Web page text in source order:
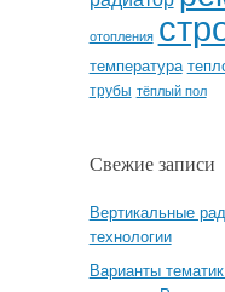
отопления
температура
трубы тёплый пол
Свежие записи
Вертикальные
технологии
Варианты